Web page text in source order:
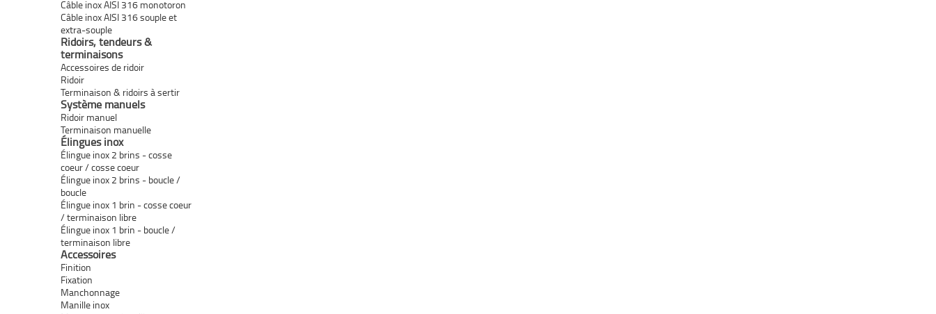
Câble inox AISI 316 monotoron
Câble inox AISI 316 souple et
extra-souple
Ridoirs, tendeurs &
terminaisons
Accessoires de ridoir
Ridoir
Terminaison & ridoirs à sertir
Système manuels
Ridoir manuel
Terminaison manuelle
Élingues inox
Élingue inox 2 brins - cosse
coeur / cosse coeur
Élingue inox 2 brins - boucle /
boucle
Élingue inox 1 brin - cosse coeur
/ terminaison libre
Élingue inox 1 brin - boucle /
terminaison libre
Accessoires
Finition
Fixation
Manchonnage
Manille inox